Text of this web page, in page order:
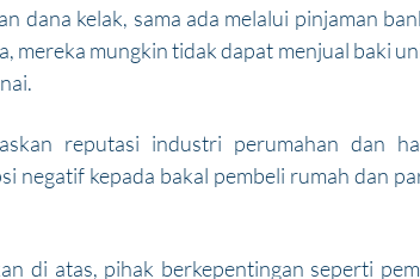
dana kelak, sama ada melalui pinjaman
mereka mungkin tidak dapat menjual baki
reputasi industri perumahan dan
negatif kepada bakal pembeli rumah dan
di atas, pihak berkepentingan seperti